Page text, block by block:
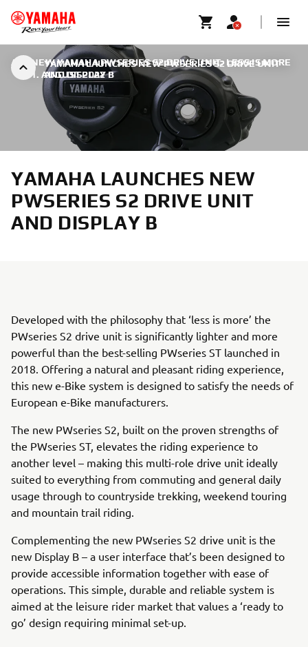
YAMAHA LAUNCHES NEW PWSERIES S2 DRIVE UNIT
AND DISPLAY B
ALL NEW YAMAHA PWSERIES S2 DRIVE UNIT: LESS IS MORE
31. AUGUST 2022
YAMAHA LAUNCHES NEW
PWSERIES S2 DRIVE UNIT
AND DISPLAY B
Developed with the philosophy that ‘less is more’ the
PWseries S2 drive unit is significantly lighter and more
powerful than the best-selling PWseries ST launched in
2018. Offering a natural and pleasant riding experience,
this new e-Bike system is designed to satisfy the needs of
European e-Bike manufacturers.
The new PWseries S2, built on the proven strengths of
the PWseries ST, elevates the riding experience to
another level – making this multi-role drive unit ideally
suited to everything from commuting and general daily
usage through to countryside trekking, weekend touring
and mountain trail riding.
Complementing the new PWseries S2 drive unit is the
new Display B – a user interface that’s been designed to
provide accessible information together with ease of
operations. This simple, durable and reliable system is
aimed at the leisure rider market that values a ‘ready to
go’ design requiring minimal set-up.